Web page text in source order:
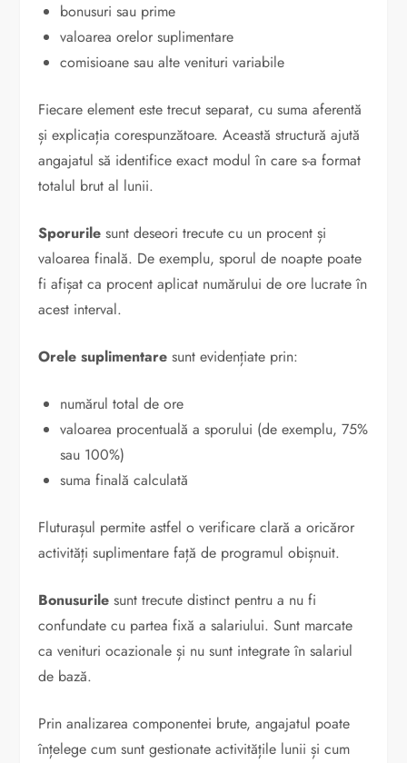
bonusuri sau prime
valoarea orelor suplimentare
comisioane sau alte venituri variabile
Fiecare element este trecut separat, cu suma aferentă
și explicația corespunzătoare. Această structură ajută
angajatul să identifice exact modul în care s-a format
totalul brut al lunii.
Sporurile sunt deseori trecute cu un procent și
valoarea finală. De exemplu, sporul de noapte poate
fi afișat ca procent aplicat numărului de ore lucrate în
acest interval.
Orele suplimentare sunt evidențiate prin:
numărul total de ore
valoarea procentuală a sporului (de exemplu, 75%
sau 100%)
suma finală calculată
Fluturașul permite astfel o verificare clară a oricăror
activități suplimentare față de programul obișnuit.
Bonusurile sunt trecute distinct pentru a nu fi
confundate cu partea fixă a salariului. Sunt marcate
ca venituri ocazionale și nu sunt integrate în salariul
de bază.
Prin analizarea componentei brute, angajatul poate
înțelege cum sunt gestionate activitățile lunii și cum